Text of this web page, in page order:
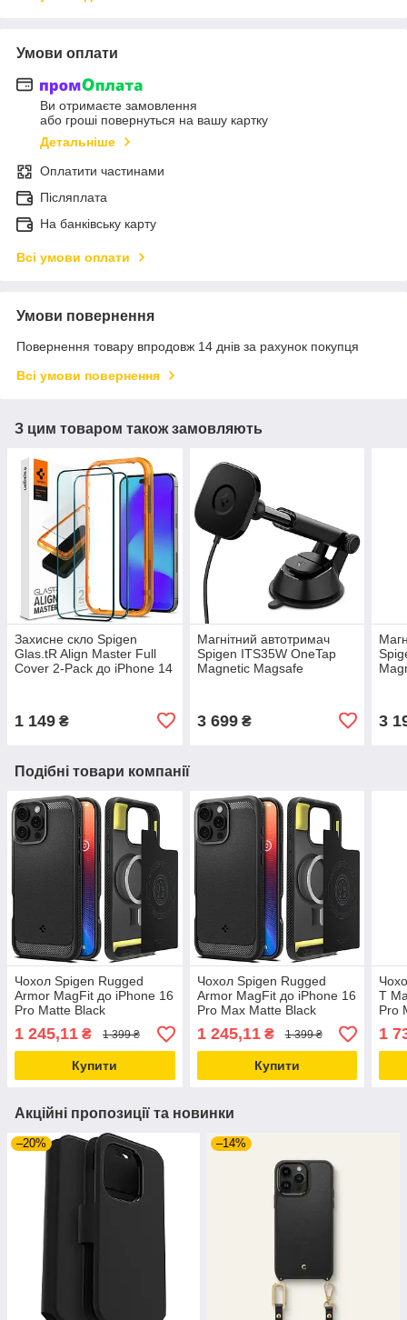
Умови оплати
Ви отримаєте замовлення
або гроші повернуться на вашу картку
Детальніше
Оплатити частинами
Післяплата
На банківську карту
Всі умови оплати
Умови повернення
Повернення товару впродовж 14 днів за рахунок покупця
Всі умови повернення
З цим товаром також замовляють
Захисне скло Spigen
Glas.tR Align Master Full
Cover 2-Pack до iPhone 14
1 149 ₴
Магнітний автотримач
Spigen ITS35W OneTap
Magnetic Magsafe
3 699₴ 3
Подібні товари компанії
Чохол Spigen Rugged
Armor MagFit до iPhone 16
Pro Matte Black
(ACS08115)
1 245,11 ₴ 1 399 ₴
Купити
Чохол Spigen Rugged
Armor MagFit до iPhone 16
Pro Max Matte Black
(ACS07986)
1 245,11₴ 1 399 ₴
Купити
T
Pro
1
Акційні пропозиції та новинки
–20% –14%